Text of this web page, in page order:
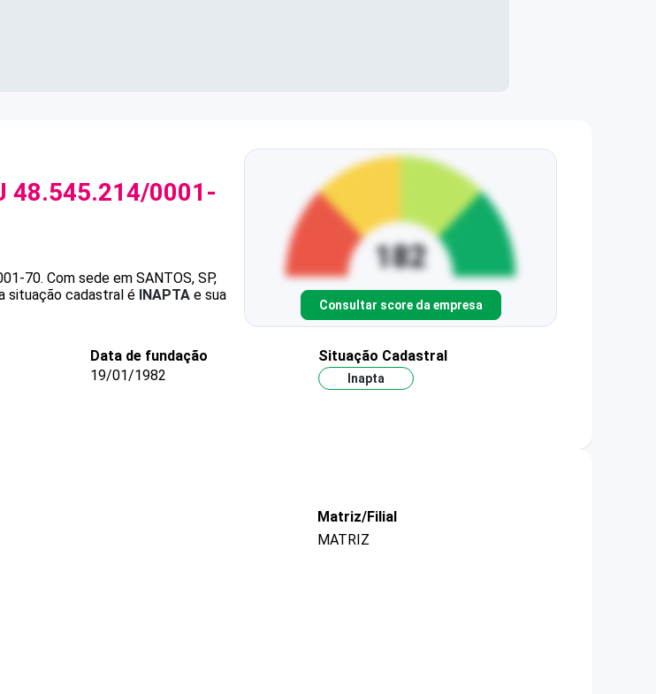
48.545.214/0001-
70. Com sede em SANTOS, SP,
situação cadastral é INAPTA e sua
Consultar score da empresa
Data de fundação
19/01/1982
Situação Cadastral
Inapta
Matriz/Filial
MATRIZ